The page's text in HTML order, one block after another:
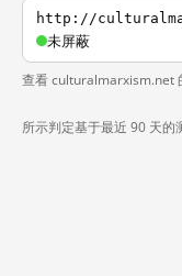
http://
未屏蔽
查看 culturalmarxism.net
所示判定基于最近 90 天的